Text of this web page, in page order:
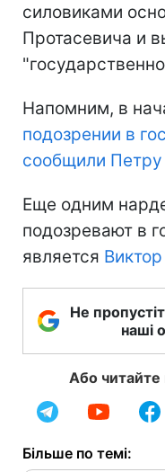
силовиками
Протасевича и
Напомним, в
подозрении в
сообщили
Еще одним
подозревают в
является
Не
наші
Або читайте
Більше по темі: